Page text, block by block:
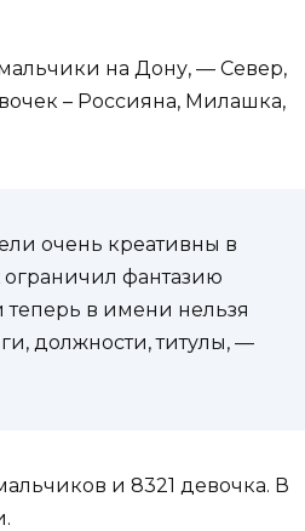
на Дону, — Север,
– Россияна, Милашка,
очень креативны в
ограничил фантазию
теперь в имени нельзя
должности, титулы, —
и 8321 девочка. В